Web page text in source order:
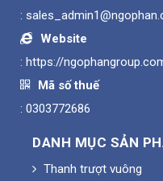
:
Website
: https://
Mã số thuế
: 0303772686
DANH MỤC SẢN
Thanh trượt vuông